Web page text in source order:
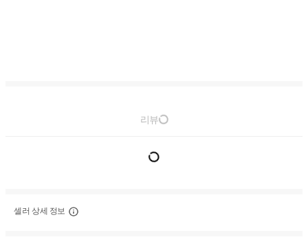
리뷰
셀러 상세 정보